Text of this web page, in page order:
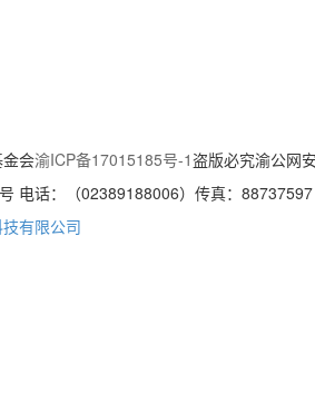
会渝ICP备17015185号-1盗版必究渝公网
电话：（02389188006）传真：
有限公司